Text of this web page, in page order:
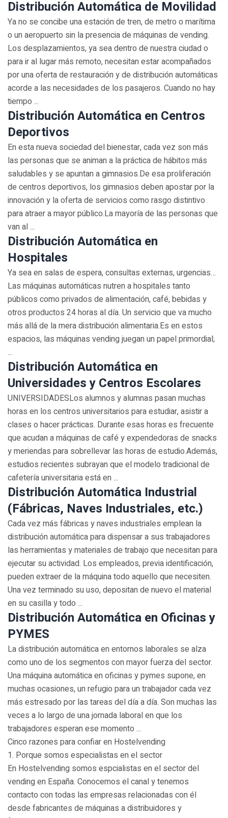
Distribución Automática de Movilidad
Ya no se concibe una estación de tren, de metro o marítima
o un aeropuerto sin la presencia de máquinas de vending.
Los desplazamientos, ya sea dentro de nuestra ciudad o
para ir al lugar más remoto, necesitan estar acompañados
por una oferta de restauración y de distribución automáticas
acorde a las necesidades de los pasajeros. Cuando no hay
tiempo ...
Distribución Automática en Centros
Deportivos
En esta nueva sociedad del bienestar, cada vez son más
las personas que se animan a la práctica de hábitos más
saludables y se apuntan a gimnasios.De esa proliferación
de centros deportivos, los gimnasios deben apostar por la
innovación y la oferta de servicios como rasgo distintivo
para atraer a mayor público.La mayoría de las personas que
van al ...
Distribución Automática en
Hospitales
Ya sea en salas de espera, consultas externas, urgencias…
Las máquinas automáticas nutren a hospitales tanto
públicos como privados de alimentación, café, bebidas y
otros productos 24 horas al día. Un servicio que va mucho
más allá de la mera distribución alimentaria.Es en estos
espacios, las máquinas vending juegan un papel primordial;
...
Distribución Automática en
Universidades y Centros Escolares
UNIVERSIDADESLos alumnos y alumnas pasan muchas
horas en los centros universitarios para estudiar, asistir a
clases o hacer prácticas. Durante esas horas es frecuente
que acudan a máquinas de café y expendedoras de snacks
y meriendas para sobrellevar las horas de estudio.Además,
estudios recientes subrayan que el modelo tradicional de
cafetería universitaria está en ...
Distribución Automática Industrial
(Fábricas, Naves Industriales, etc.)
Cada vez más fábricas y naves industriales emplean la
distribución automática para dispensar a sus trabajadores
las herramientas y materiales de trabajo que necesitan para
ejecutar su actividad. Los empleados, previa identificación,
pueden extraer de la máquina todo aquello que necesiten.
Una vez terminado su uso, depositan de nuevo el material
en su casilla y todo ...
Distribución Automática en Oficinas y
PYMES
La distribución automática en entornos laborales se alza
como uno de los segmentos con mayor fuerza del sector.
Una máquina automática en oficinas y pymes supone, en
muchas ocasiones, un refugio para un trabajador cada vez
más estresado por las tareas del día a día. Son muchas las
veces a lo largo de una jornada laboral en que los
trabajadores esperan ese momento ...
Cinco razones para confiar en Hostelvending
1. Porque somos especialistas en el sector
En Hostelvending somos espcialistas en el sector del
vending en España. Conocemos el canal y tenemos
contacto con todas las empresas relacionadas con él
desde fabricantes de máquinas a distribuidores y